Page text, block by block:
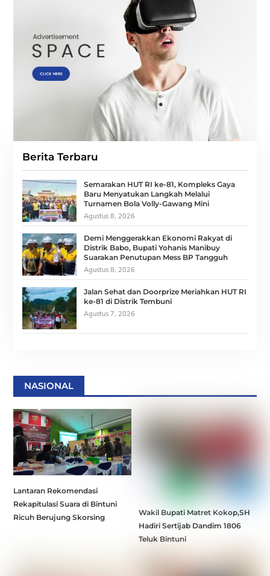
Berita Terbaru
Semarakan HUT RI ke-81, Kompleks Gaya
Baru Menyatukan Langkah Melalui
Turnamen Bola Volly-Gawang Mini
Agustus 8, 2026
Demi Menggerakkan Ekonomi Rakyat di
Distrik Babo, Bupati Yohanis Manibuy
Suarakan Penutupan Mess BP Tangguh
Agustus 8, 2026
Jalan Sehat dan Doorprize Meriahkan HUT RI
ke-81 di Distrik Tembuni
Agustus 7, 2026
NASIONAL
Lantaran Rekomendasi
Rekapitulasi Suara di Bintuni
Ricuh Berujung Skorsing
Wakil Bupati Matret Kokop,SH
Hadiri Sertijab Dandim 1806
Teluk Bintuni